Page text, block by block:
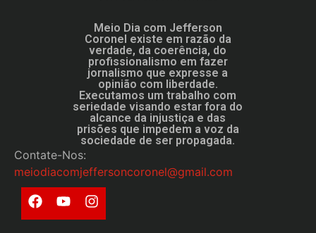
Meio Dia com Jefferson
Coronel existe em razão da
verdade, da coerência, do
profissionalismo em fazer
jornalismo que expresse a
opinião com liberdade.
Executamos um trabalho com
seriedade visando estar fora do
alcance da injustiça e das
prisões que impedem a voz da
sociedade de ser propagada.
Contate-Nos:
meiodiacomjeffersoncoronel@gmail.com